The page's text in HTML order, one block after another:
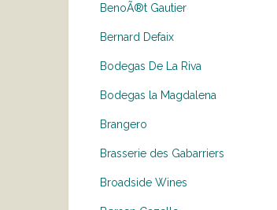
BenoÃ®t Gautier
Bernard Defaix
Bodegas De La Riva
Bodegas la Magdalena
Brangero
Brasserie des Gabarriers
Broadside Wines